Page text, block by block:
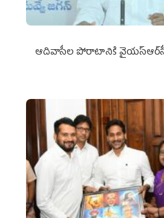
ఆదివాసీల పోరాటానికి